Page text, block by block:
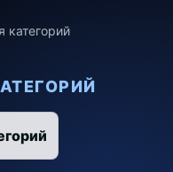
категорий